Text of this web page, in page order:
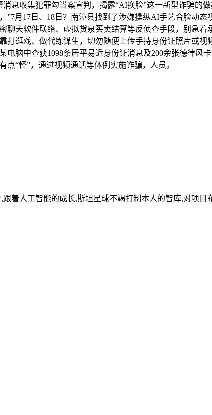
息收集犯罪勾当案宣判，揭露“AI换脸”这一新型诈骗的
月17日、18日？南漳县找到了涉嫌操纵AI手艺合脸动
聊天软件联络、虚拟货泉买卖结算等反侦查手段，别急
打逛戏、做代练谋生，切勿随便上传手持身份证照片或
脑中查获1098条居平易近身份证消息及200余张德律风
“怪”，通过视频通话等体例实施诈骗，人员。
着人工智能的成长,斯坦星球不竭打制本人的智库,对项目